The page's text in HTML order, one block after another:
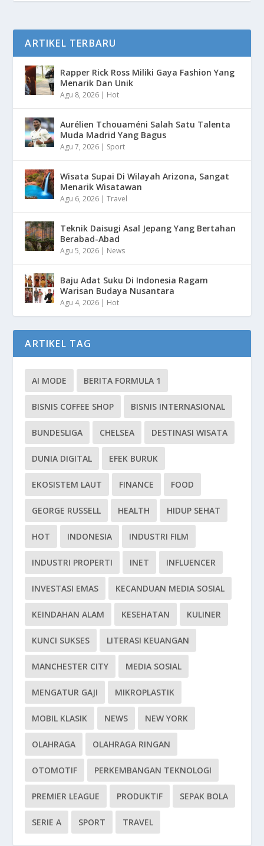
ARTIKEL TERBARU
Rapper Rick Ross Miliki Gaya Fashion Yang
Menarik Dan Unik
Agu 8, 2026 | Hot
Aurélien Tchouaméni Salah Satu Talenta
Muda Madrid Yang Bagus
Agu 7, 2026 | Sport
Wisata Supai Di Wilayah Arizona, Sangat
Menarik Wisatawan
Agu 6, 2026 |Travel
Teknik Daisugi Asal Jepang Yang Bertahan
Berabad-Abad
Agu 5, 2026 | News
Baju Adat Suku Di Indonesia Ragam
Warisan Budaya Nusantara
Agu 4, 2026 | Hot
ARTIKEL TAG
AI MODE BERITA FORMULA 1
BISNIS COFFEE SHOP BISNIS INTERNASIONAL
BUNDESLIGA CHELSEA DESTINASI WISATA
DUNIA DIGITAL EFEK BURUK
EKOSISTEM LAUT FINANCE FOOD
GEORGE RUSSELL HEALTH HIDUP SEHAT
HOT INDONESIA INDUSTRI FILM
INDUSTRI PROPERTI INET INFLUENCER
INVESTASI EMAS KECANDUAN MEDIA SOSIAL
KEINDAHAN ALAM KESEHATAN KULINER
KUNCI SUKSES LITERASI KEUANGAN
MANCHESTER CITY MEDIA SOSIAL
MENGATUR GAJI MIKROPLASTIK
MOBIL KLASIK NEWS NEW YORK
OLAHRAGA OLAHRAGA RINGAN
OTOMOTIF PERKEMBANGAN TEKNOLOGI
PREMIER LEAGUE PRODUKTIF SEPAK BOLA
SERIE A SPORT TRAVEL